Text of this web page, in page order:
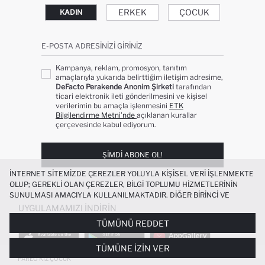
PAREO KIZ ÇOCUK
KADIN ERKEK ÇOCUK
E-POSTA ADRESINIZI GIRINIZ
Kampanya, reklam, promosyon, tanıtım
amaçlarıyla yukarıda belirttiğim iletişim adresime,
DeFacto Perakende Anonim Şirketi tarafından
ticari elektronik ileti gönderilmesini ve kişisel
verilerimin bu amaçla işlenmesini ETK
Bilgilendirme Metni’nde açıklanan kurallar
çerçevesinde kabul ediyorum.
ŞIMDI ABONE OL!
UYGULAMAMIZI İNDIRIN
İNTERNET SITEMIZDE ÇEREZLER YOLUYLA KIŞISEL VERI IŞLENMEKTE
OLUP; GEREKLI OLAN ÇEREZLER, BILGI TOPLUMU HIZMETLERININ
SUNULMASI AMACIYLA KULLANILMAKTADIR. DIĞER BIRINCI VE
ÜÇÜNCÜ TARAF ÇEREZLER ISE SIZE DAHA IYI BIR ALIŞVERIŞ
DENEYIMI SUNULABILMESI, SITEMIZIN DAHA IŞLEVSEL KILINMASI VE
KIŞISELLEŞTIRMESI VE AÇIK RIZA VERMENIZ HALINDE, SIZLERE
YÖNELIK PAZARLAMA FAALIYETLERININ YAPILMASI AMAÇLARIYLA
SINIRLI OLARAK KULLANILACAKTIR. ÇEREZLERE DAIR TERCIHLERINIZI
ÇEREZ TERCIHLERIPANELI ARACILIĞIYLA HER ZAMAN YÖNETEBILIR,
TÜMÜNÜ REDDET
TÜMÜNE İZIN VER